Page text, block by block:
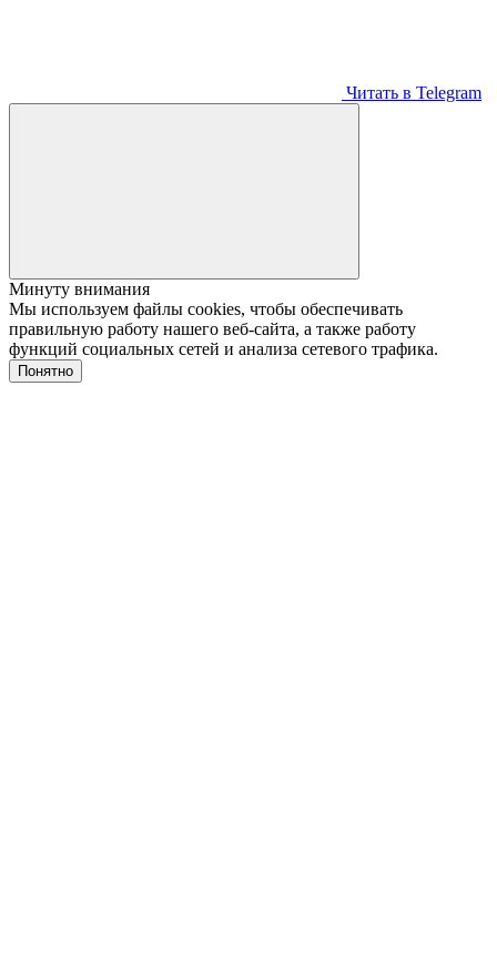
Читать в Telegram
Минуту внимания
Мы используем файлы cookies, чтобы обеспечивать
правильную работу нашего веб-сайта, а также работу
функций социальных сетей и анализа сетевого трафика.
Понятно